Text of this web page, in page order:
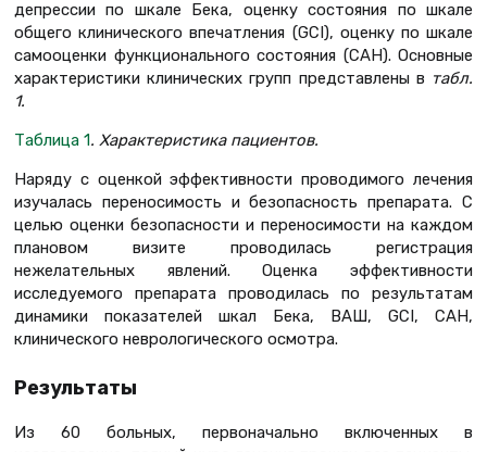
депрессии по шкале Бека, оценку состояния по шкале
общего клинического впечатления (GCI), оценку по шкале
самооценки функционального состояния (САН). Основные
характеристики клинических групп представлены в табл.
1.
Таблица 1. Характеристика пациентов.
Наряду с оценкой эффективности проводимого лечения
изучалась переносимость и безопасность препарата. С
целью оценки безопасности и переносимости на каждом
плановом визите проводилась регистрация
нежелательных явлений. Оценка эффективности
исследуемого препарата проводилась по результатам
динамики показателей шкал Бека, ВАШ, GCI, САН,
клинического неврологического осмотра.
Результаты
Из 60 больных, первоначально включенных в